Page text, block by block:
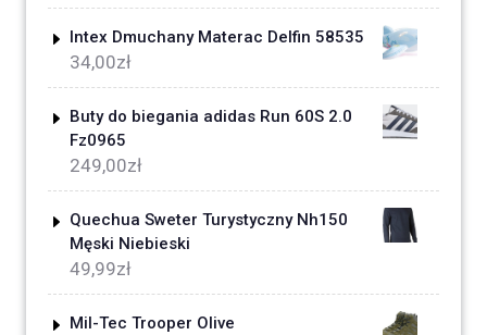
Intex Dmuchany Materac Delfin 58535
34,00zł
Buty do biegania adidas Run 60S 2.0
Fz0965
249,00zł
Quechua Sweter Turystyczny Nh150
Męski Niebieski
49,99zł
Mil-Tec Trooper Olive